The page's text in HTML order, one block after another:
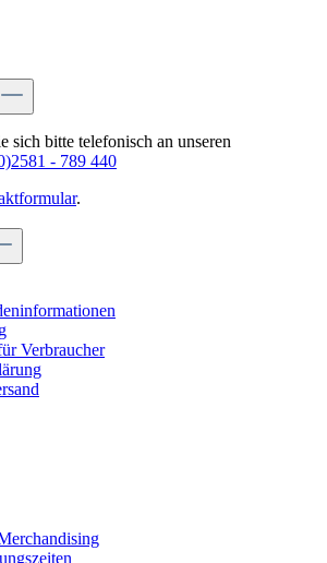
sich bitte telefonisch an unseren
- 789 440
.
Verbraucher